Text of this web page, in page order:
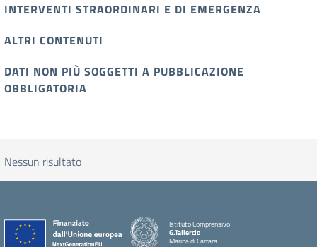
INTERVENTI STRAORDINARI E DI EMERGENZA
ALTRI CONTENUTI
DATI NON PIÙ SOGGETTI A PUBBLICAZIONE
OBBLIGATORIA
Nessun risultato
Istituto Comprensivo
G.Taliercio
Marina di Carrara